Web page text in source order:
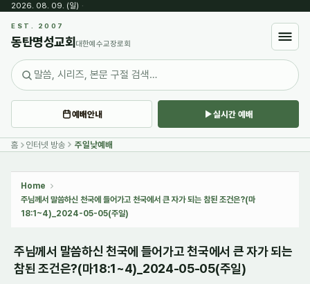
2026. 08. 09. (일) ·
EST. 2007
동탄명성교회 대한예수교장로회
예배안내 실시간 예배
홈 인터넷 방송 주일낮예배
Home
주님께서 말씀하신 천국에 들어가고 천국에서 큰 자가 되는 참된 조건은?(마
18:1~4)_2024-05-05(주일)
주님께서 말씀하신 천국에 들어가고 천국에서 큰 자가 되는
참된 조건은?(마18:1~4)_2024-05-05(주일)
Sketchbook5, 스케치북5
Sketchbook5, 스케치북5